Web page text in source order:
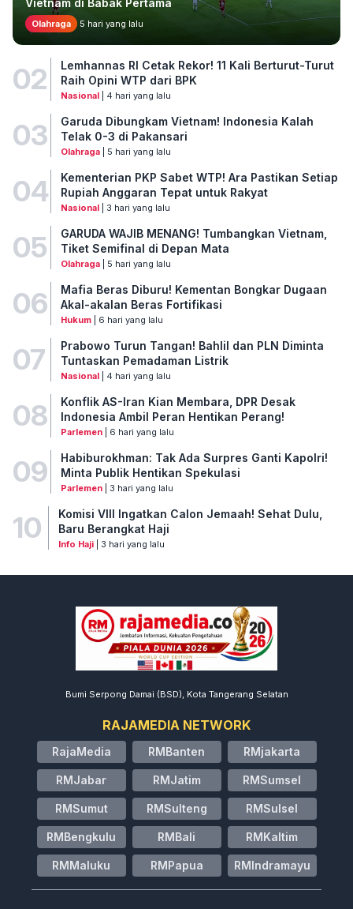
Vietnam di Babak Pertama
Olahraga 5 hari yang lalu
02
Lemhannas RI Cetak Rekor! 11 Kali Berturut-Turut
Raih Opini WTP dari BPK
Nasional| 4 hari yang lalu
03
Garuda Dibungkam Vietnam! Indonesia Kalah
Telak 0-3 di Pakansari
Olahraga| 5 hari yang lalu
04
Kementerian PKP Sabet WTP! Ara Pastikan Setiap
Rupiah Anggaran Tepat untuk Rakyat
Nasional| 3 hari yang lalu
05
GARUDA WAJIB MENANG! Tumbangkan Vietnam,
Tiket Semifinal di Depan Mata
Olahraga| 5 hari yang lalu
06
Mafia Beras Diburu! Kementan Bongkar Dugaan
Akal-akalan Beras Fortifikasi
Hukum| 6 hari yang lalu
07
Prabowo Turun Tangan! Bahlil dan PLN Diminta
Tuntaskan Pemadaman Listrik
Nasional| 4 hari yang lalu
08
Konflik AS-Iran Kian Membara, DPR Desak
Indonesia Ambil Peran Hentikan Perang!
Parlemen| 6 hari yang lalu
09
Habiburokhman: Tak Ada Surpres Ganti Kapolri!
Minta Publik Hentikan Spekulasi
Parlemen| 3 hari yang lalu
10
Komisi VIII Ingatkan Calon Jemaah! Sehat Dulu,
Baru Berangkat Haji
Info Haji| 3 hari yang lalu
Bumi Serpong Damai (BSD), Kota Tangerang Selatan
RAJAMEDIA NETWORK
RajaMedia RMBanten RMjakarta
RMJabar RMJatim RMSumsel
RMSumut RMSulteng RMSulsel
RMBengkulu RMBali RMKaltim
RMMaluku RMPapua RMIndramayu